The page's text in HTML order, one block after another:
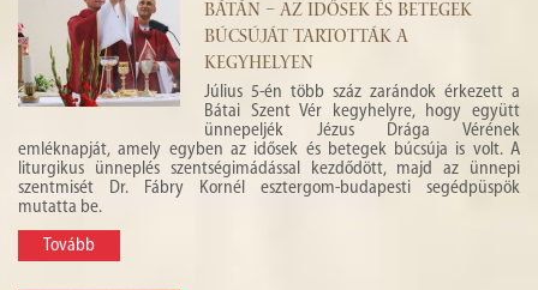
BÁTÁN – AZ IDŐSEK ÉS BETEGEK
BÚCSÚJÁT TARTOTTÁK A
KEGYHELYEN
Július 5-én több száz zarándok érkezett a
Bátai Szent Vér kegyhelyre, hogy együtt
ünnepeljék Jézus Drága Vérének
emléknapját, amely egyben az idősek és betegek búcsúja is volt. A
liturgikus ünneplés szentségimádással kezdődött, majd az ünnepi
szentmisét Dr. Fábry Kornél esztergom-budapesti segédpüspök
mutatta be.
Tovább